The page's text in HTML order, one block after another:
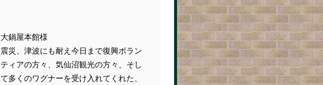
大鍋屋本館様
震災、津波にも耐え今日まで復興ボラン
ティアの方々、気仙沼観光の方々、そし
て多くのワグナーを受け入れてくれた、